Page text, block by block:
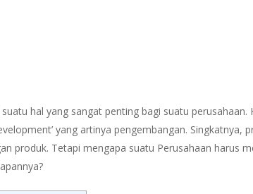
hal yang sangat penting bagi suatu perusahaan.
yang artinya pengembangan. Singkatnya,
produk. Tetapi mengapa suatu Perusahaan harus